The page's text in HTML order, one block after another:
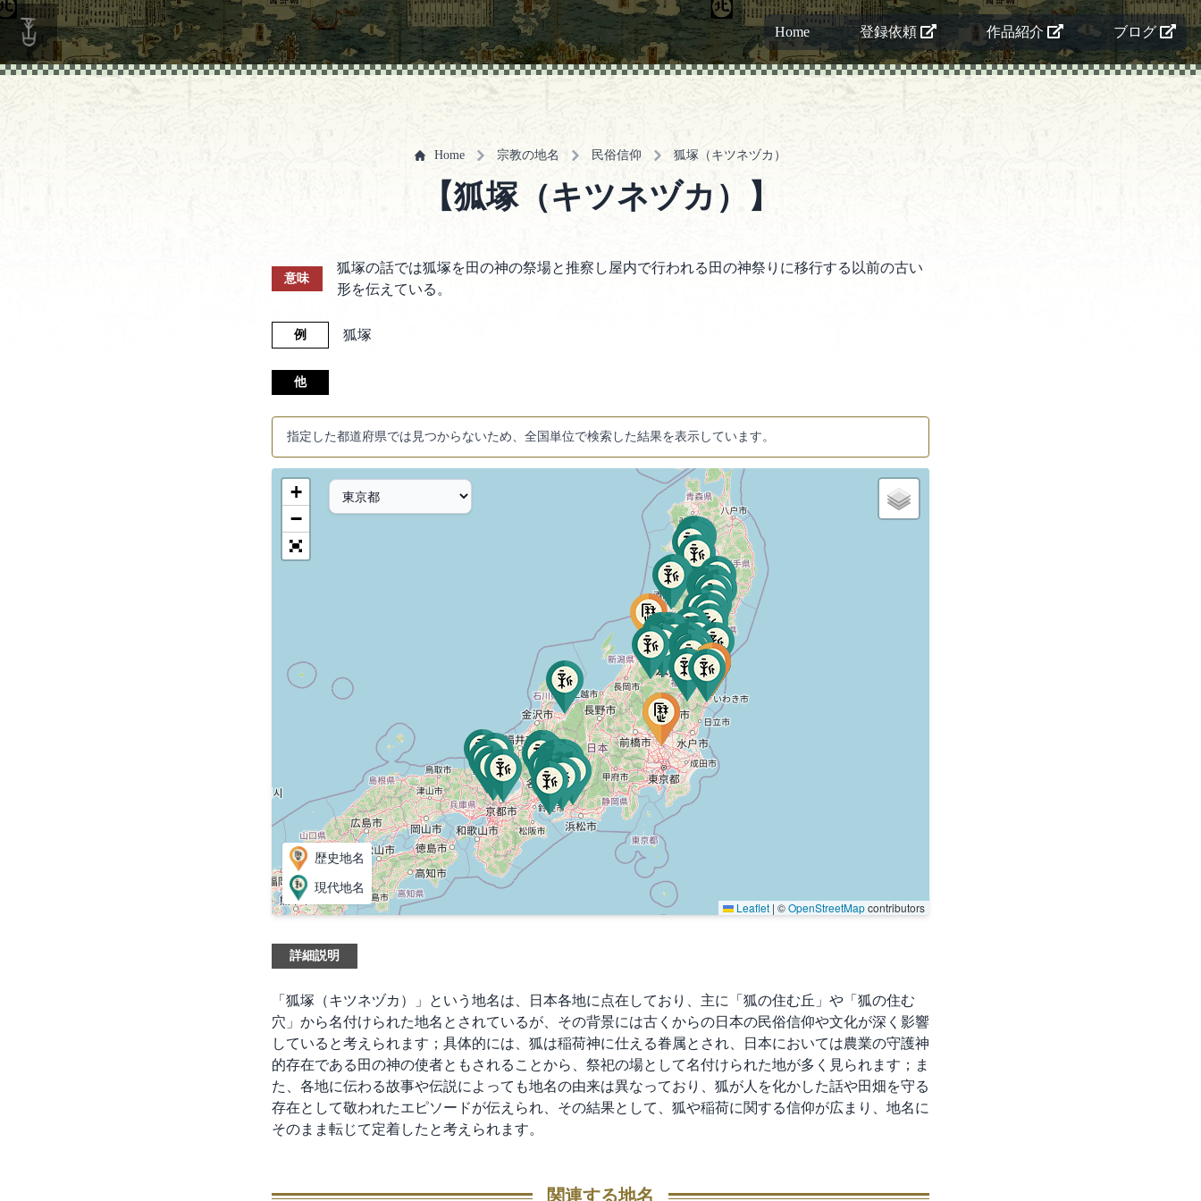
Home 登録依頼 作品紹介 ブログ
Home 宗教の地名 民俗信仰 狐塚（キツネヅカ）
【狐塚（キツネヅカ）】
意味
狐塚の話では狐塚を田の神の祭場と推察し屋内で行われる田の神祭りに移行する以前の古い
形を伝えている。
例 狐塚
他
指定した都道府県では見つからないため、全国単位で検索した結果を表示しています。
歴史地名
現代地名
+
−
Leaflet | ©OpenStreetMapcontributors
詳細説明
「狐塚（キツネヅカ）」という地名は、日本各地に点在しており、主に「狐の住む丘」や「狐の住む
穴」から名付けられた地名とされているが、その背景には古くからの日本の民俗信仰や文化が深く影響
していると考えられます；具体的には、狐は稲荷神に仕える眷属とされ、日本においては農業の守護神
的存在である田の神の使者ともされることから、祭祀の場として名付けられた地が多く見られます；ま
た、各地に伝わる故事や伝説によっても地名の由来は異なっており、狐が人を化かした話や田畑を守る
存在として敬われたエピソードが伝えられ、その結果として、狐や稲荷に関する信仰が広まり、地名に
そのまま転じて定着したと考えられます。
関連する地名